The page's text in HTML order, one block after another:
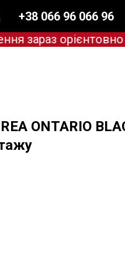
+38 066 96 066 96
орієнтовно
ONTARIO